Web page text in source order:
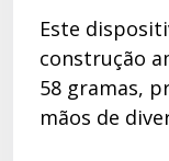
Este
construção
58 gramas,
mãos de